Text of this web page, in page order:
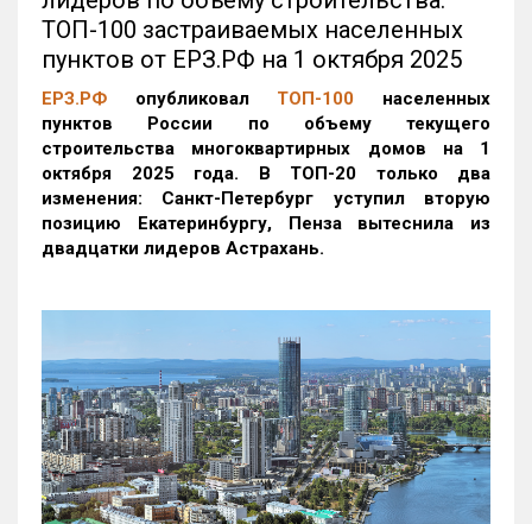
ТОП-100 застраиваемых населенных
пунктов от ЕРЗ.РФ на 1 октября 2025
ЕРЗ.РФ опубликовал ТОП-100 населенных
пунктов России по объему текущего
строительства многоквартирных домов на 1
октября 2025 года. В ТОП-20 только два
изменения: Санкт-Петербург уступил вторую
позицию Екатеринбургу, Пенза вытеснила из
двадцатки лидеров Астрахань.